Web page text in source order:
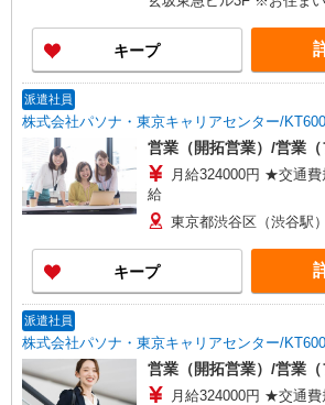
セス等はホームページより
キープ
派遣社員
株式会社パソナ・東京キャリアセンター/
営業（開拓営業）/営業（
月給324000円 ★交通
給
東京都渋谷区（渋谷駅）
キープ
派遣社員
株式会社パソナ・東京キャリアセンター/
営業（開拓営業）/営業（
月給324000円 ★交通